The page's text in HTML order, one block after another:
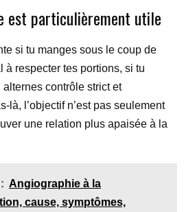
est particulièrement utile
si tu manges sous le coup de
à respecter tes portions, si tu
contrôle strict et
là, l’objectif n’est pas seulement
une relation plus apaisée à la
Angiographie à la
cause, symptômes,